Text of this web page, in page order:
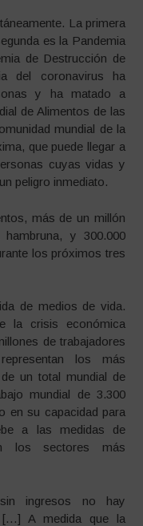
La primera
es la Pandemia
de Destrucción de
del coronavirus ha
y ha matado a
de Alimentos de las
mundial de la
que puede llegar a
cuyas vidas y
peligro inmediato.
más de un millón
y 300.000
los próximos tres
de medios de vida.
la crisis económica
de trabajadores
los más
un total mundial de
mundial de 3.300
en su capacidad para
a las medidas de
los sectores más
ingresos no hay
[…] A medida que la